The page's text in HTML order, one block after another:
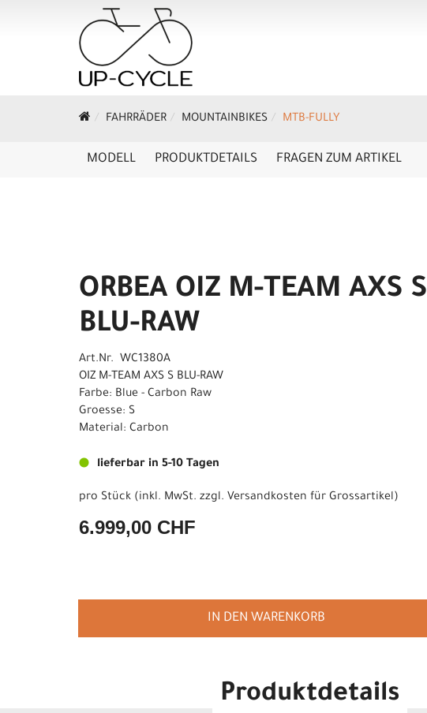
FAHRRÄDER MOUNTAINBIKES MTB-FULLY
MODELL PRODUKTDETAILS FRAGEN ZUM ARTIKEL
ORBEA OIZ M-TEAM AXS S
BLU-RAW
Art.Nr. WC1380A
OIZ M-TEAM AXS S BLU-RAW
Farbe: Blue - Carbon Raw
Groesse: S
Material: Carbon
lieferbar in 5-10 Tagen
pro Stück (inkl. MwSt. zzgl. Versandkosten für Grossartikel)
6.999,00 CHF
IN DEN WARENKORB
Produktdetails